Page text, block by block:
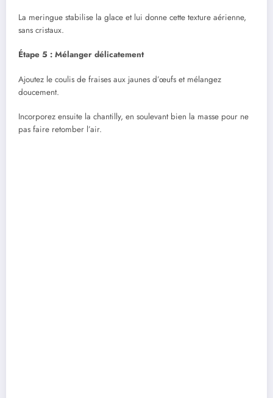
La meringue stabilise la glace et lui donne cette texture aérienne,
sans cristaux.
Étape 5 : Mélanger délicatement
Ajoutez le coulis de fraises aux jaunes d’œufs et mélangez
doucement.
Incorporez ensuite la chantilly, en soulevant bien la masse pour ne
pas faire retomber l’air.